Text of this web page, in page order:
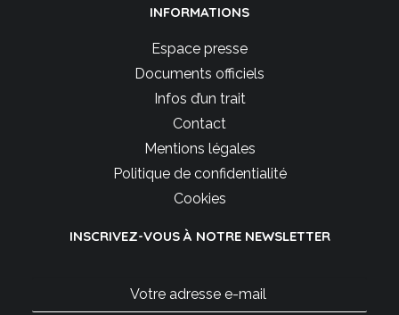
INFORMATIONS
Espace presse
Documents officiels
Infos d’un trait
Contact
Mentions légales
Politique de confidentialité
Cookies
INSCRIVEZ-VOUS À NOTRE NEWSLETTER